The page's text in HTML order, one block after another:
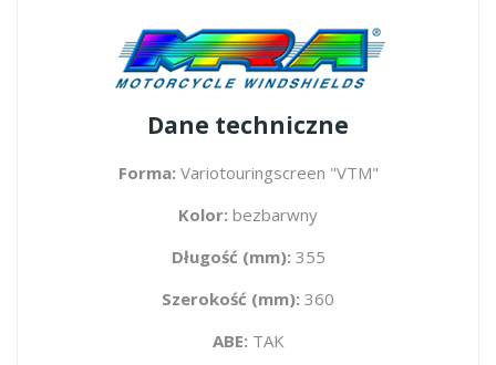
Dane techniczne
Forma: Variotouringscreen "VTM"
Kolor: bezbarwny
Długość (mm): 355
Szerokość (mm): 360
ABE: TAK